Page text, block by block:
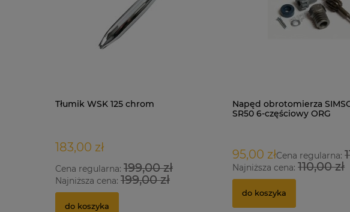
Tłumik WSK 125 chrom
183,00 zł
Cena regularna: 199,00 zł
Najniższa cena: 199,00 zł
do koszyka
Napęd obrotomierza
SR50 6-częściowy ORG
95,00 złCena regularna:
Najniższa cena:110,00 zł
do koszyka